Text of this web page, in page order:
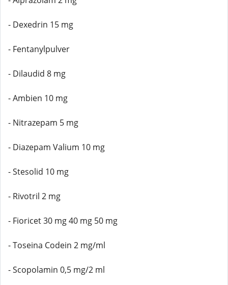
- Dexedrin 15 mg
- Fentanylpulver
- Dilaudid 8 mg
- Ambien 10 mg
- Nitrazepam 5 mg
- Diazepam Valium 10 mg
- Stesolid 10 mg
- Rivotril 2 mg
- Fioricet 30 mg 40 mg 50 mg
- Toseina Codein 2 mg/ml
- Scopolamin 0,5 mg/2 ml